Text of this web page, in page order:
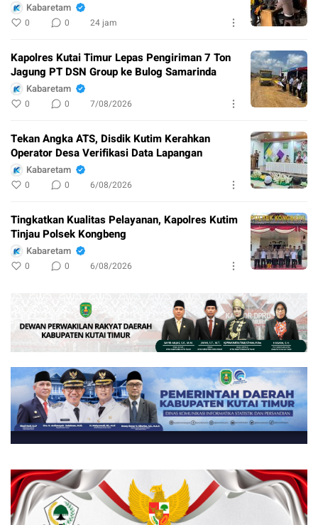
Kabaretam
0 0 24 jam
Kapolres Kutai Timur Lepas Pengiriman 7 Ton
Jagung PT DSN Group ke Bulog Samarinda
Kabaretam
0 0 7/08/2026
Tekan Angka ATS, Disdik Kutim Kerahkan
Operator Desa Verifikasi Data Lapangan
Kabaretam
0 0 6/08/2026
Tingkatkan Kualitas Pelayanan, Kapolres Kutim
Tinjau Polsek Kongbeng
Kabaretam
0 0 6/08/2026